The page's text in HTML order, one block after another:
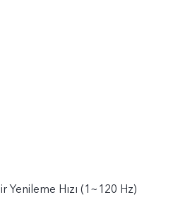
Yenileme Hızı (1~120 Hz)